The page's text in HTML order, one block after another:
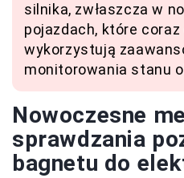
silnika, zwłaszcza w
pojazdach, które
wykorzystują
monitorowania stanu
Nowoczesne
sprawdzania
bagnetu do